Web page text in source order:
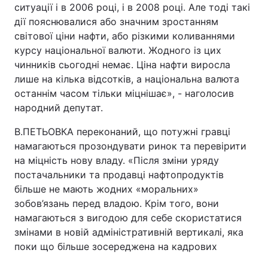
ситуації і в 2006 році, і в 2008 році. Але тоді такі
дії пояснювалися або значним зростанням
світової ціни нафти, або різкими коливаннями
курсу національної валюти. Жодного із цих
чинників сьогодні немає. Ціна нафти виросла
лише на кілька відсотків, а національна валюта
останнім часом тільки міцнішає», - наголосив
народний депутат.
В.ПЕТЬОВКА переконаний, що потужні гравці
намагаються прозондувати ринок та перевірити
на міцність нову владу. «Після зміни уряду
постачальники та продавці нафтопродуктів
більше не мають жодних «моральних»
зобов’язань перед владою. Крім того, вони
намагаються з вигодою для себе скористатися
змінами в новій адміністративній вертикалі, яка
поки що більше зосереджена на кадрових